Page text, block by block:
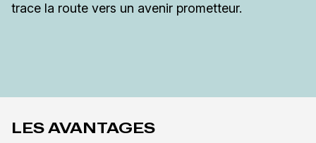
trace la route vers un avenir prometteur.
LES AVANTAGES